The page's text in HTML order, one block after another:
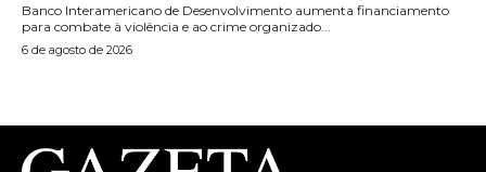
Banco Interamericano de Desenvolvimento aumenta financiamento
para combate à violência e ao crime organizado...
6 de agosto de 2026